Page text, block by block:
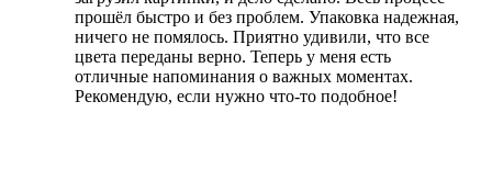
прошёл быстро и без проблем. Упаковка надежная,
ничего не помялось. Приятно удивили, что все
цвета переданы верно. Теперь у меня есть
отличные напоминания о важных моментах.
Рекомендую, если нужно что-то подобное!